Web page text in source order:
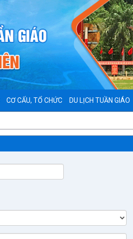
CƠ CẤU, TỔ CHỨC DU LỊCH TUẦN GIÁO